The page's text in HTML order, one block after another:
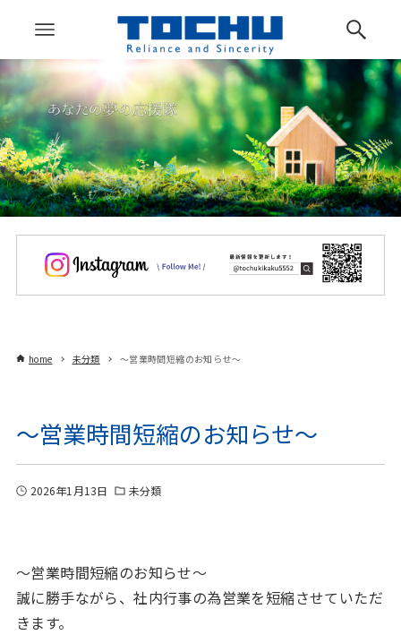
home 未分類 ～営業時間短縮のお知らせ～
～営業時間短縮のお知らせ～
2026年1月13日 未分類
～営業時間短縮のお知らせ～
誠に勝手ながら、社内行事の為営業を短縮させていただ
きます。